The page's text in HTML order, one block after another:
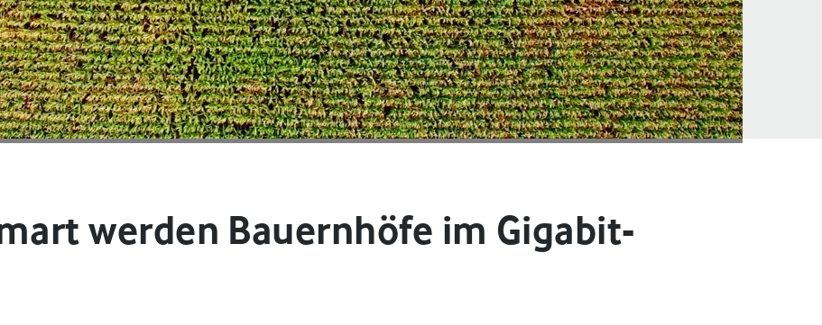
werden Bauernhöfe im Gigabit-